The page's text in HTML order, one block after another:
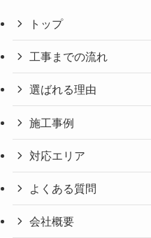
トップ
工事までの流れ
選ばれる理由
施工事例
対応エリア
よくある質問
会社概要